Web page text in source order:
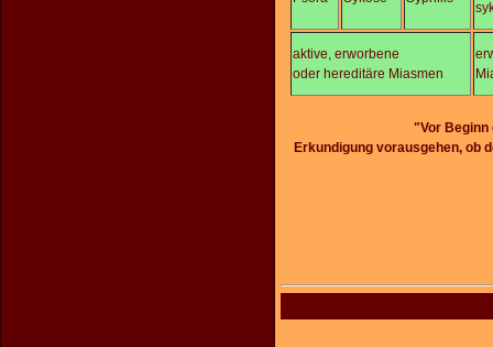
aktive, erworbene
oder hereditäre Miasmen
"Vor Beginn
Erkundigung vorausgehen, ob